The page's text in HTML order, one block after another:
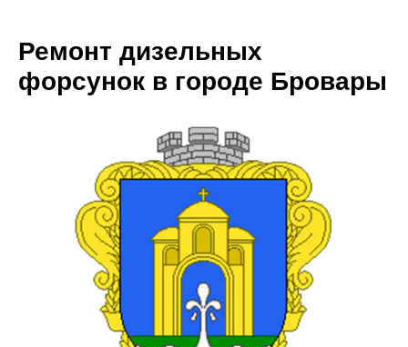
Ремонт дизельных
форсунок в городе Бровары